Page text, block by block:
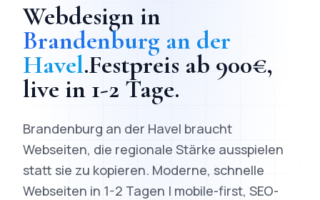
Webdesign in
Brandenburg an der
Havel.Festpreis ab 900€,
live in 1-2 Tage.
Brandenburg an der Havel braucht
Webseiten, die regionale Stärke ausspielen
statt sie zu kopieren. Moderne, schnelle
Webseiten in 1-2 Tagen | mobile-first, SEO-